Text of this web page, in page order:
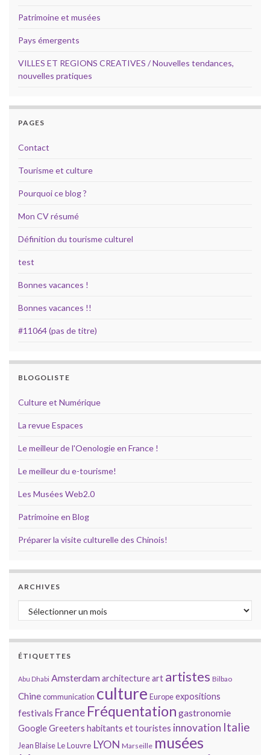
Patrimoine et musées
Pays émergents
VILLES ET REGIONS CREATIVES / Nouvelles tendances,
nouvelles pratiques
PAGES
Contact
Tourisme et culture
Pourquoi ce blog ?
Mon CV résumé
Définition du tourisme culturel
test
Bonnes vacances !
Bonnes vacances !!
#11064 (pas de titre)
BLOGOLISTE
Culture et Numérique
La revue Espaces
Le meilleur de l'Oenologie en France !
Le meilleur du e-tourisme!
Les Musées Web2.0
Patrimoine en Blog
Préparer la visite culturelle des Chinois!
ARCHIVES
Archives
ÉTIQUETTES
Abu Dhabi Amsterdamarchitectureart artistes Bilbao
Chinecommunication culture Europeexpositions
festivals France Fréquentation gastronomie
GoogleGreeters habitants et touristes innovation Italie
Jean BlaiseLe Louvre LYON Marseille musées